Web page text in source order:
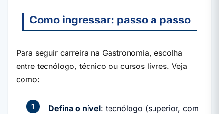
Como ingressar: passo a passo
Para seguir carreira na Gastronomia, escolha
entre tecnólogo, técnico ou cursos livres. Veja
como:
Defina o nível: tecnólogo (superior, com